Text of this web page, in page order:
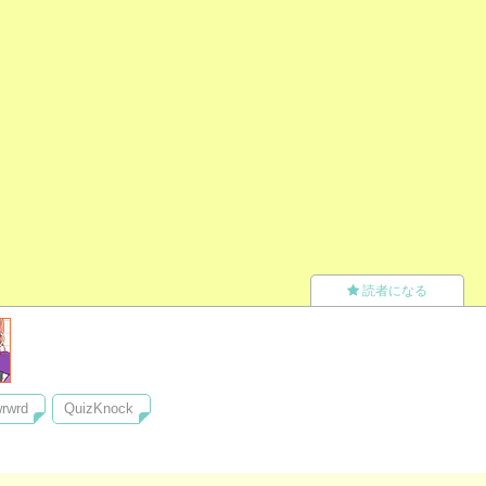
QuizKnock
読者になる